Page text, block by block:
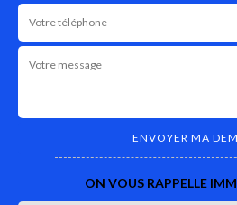
ON VOUS RAPPELLE